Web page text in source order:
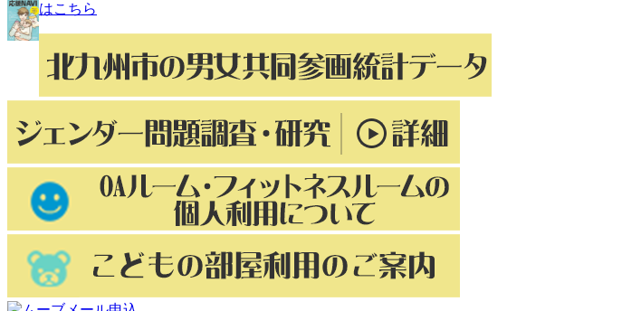
はこちら